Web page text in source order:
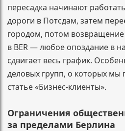
пересадка начинают
дороги в Потсдам, затем
городом, потом
в BER — любое опоздание в
сдвигает весь график.
деловых групп, о которых
статье «Бизнес-клиенты».
Ограничения
за пределами Берлина